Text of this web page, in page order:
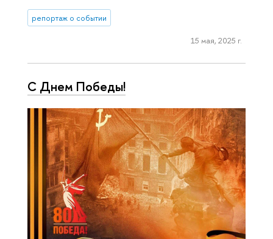
репортаж о событии
15 мая, 2025 г.
С Днем Победы!